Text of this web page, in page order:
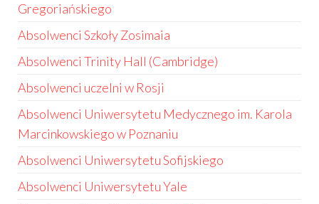
Gregoriańskiego
Absolwenci Szkoły Zosimaia
Absolwenci Trinity Hall (Cambridge)
Absolwenci uczelni w Rosji
Absolwenci Uniwersytetu Medycznego im. Karola
Marcinkowskiego w Poznaniu
Absolwenci Uniwersytetu Sofijskiego
Absolwenci Uniwersytetu Yale